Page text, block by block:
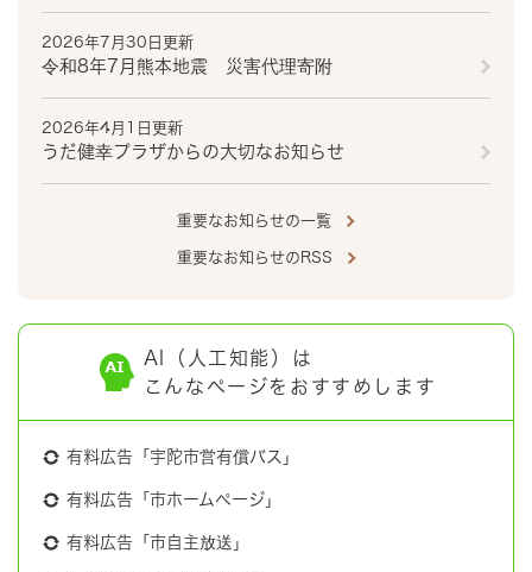
2026年7月30日更新
令和8年7月熊本地震 災害代理寄附
2026年4月1日更新
うだ健幸プラザからの大切なお知らせ
重要なお知らせの一覧
重要なお知らせのRSS
AI（人工知能）は
こんなページをおすすめします
有料広告「宇陀市営有償バス」
有料広告「市ホームページ」
有料広告「市自主放送」